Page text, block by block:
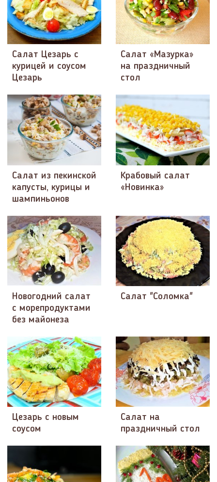
Салат Цезарь с
курицей и соусом
Цезарь
Салат «Мазурка»
на праздничный
стол
Салат из пекинской
капусты, курицы и
шампиньонов
Крабовый салат
«Новинка»
Новогодний салат
с морепродуктами
без майонеза
Салат "Соломка"
Цезарь с новым
соусом
Салат на
праздничный стол